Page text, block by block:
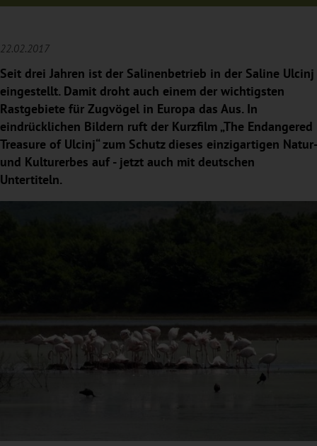
22.02.2017
Seit drei Jahren ist der Salinenbetrieb in der Saline Ulcinj
eingestellt. Damit droht auch einem der wichtigsten
Rastgebiete für Zugvögel in Europa das Aus. In
eindrücklichen Bildern ruft der Kurzfilm „The Endangered
Treasure of Ulcinj“ zum Schutz dieses einzigartigen Natur-
und Kulturerbes auf - jetzt auch mit deutschen
Untertiteln.